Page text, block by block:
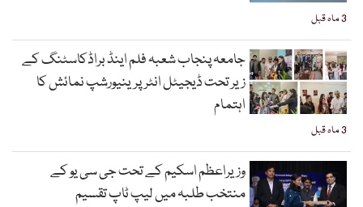
3 ماہ قبل
3 ماہ قبل
جامعہ پنجاب شعبہ فلم اینڈ براڈکاسٹنگ کے
زیر تحت ڈیجیٹل انٹرپرینیورشپ نمائش کا
اہتمام
وزیراعظم اسکیم کے تحت جی سی یو کے
منتخب طلبہ میں لیپ ٹاپ تقسیم